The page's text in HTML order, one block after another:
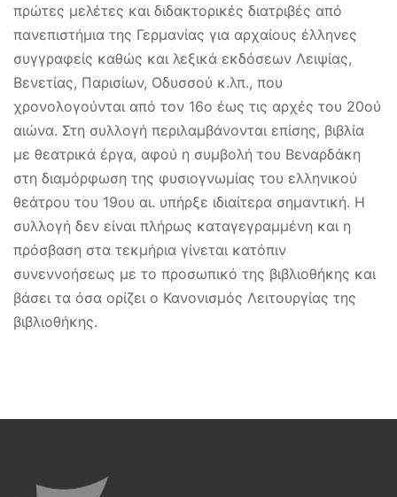
πρώτες μελέτες και διδακτορικές διατριβές από
πανεπιστήμια της Γερμανίας για αρχαίους έλληνες
συγγραφείς καθώς και λεξικά εκδόσεων Λειψίας,
Βενετίας, Παρισίων, Οδυσσού κ.λπ., που
χρονολογούνται από τον 16ο έως τις αρχές του 20ού
αιώνα. Στη συλλογή περιλαμβάνονται επίσης, βιβλία
με θεατρικά έργα, αφού η συμβολή του Βεναρδάκη
στη διαμόρφωση της φυσιογνωμίας του ελληνικού
θεάτρου του 19ου αι. υπήρξε ιδιαίτερα σημαντική. Η
συλλογή δεν είναι πλήρως καταγεγραμμένη και η
πρόσβαση στα τεκμήρια γίνεται κατόπιν
συνεννοήσεως με το προσωπικό της βιβλιοθήκης και
βάσει τα όσα ορίζει ο Κανονισμός Λειτουργίας της
βιβλιοθήκης.